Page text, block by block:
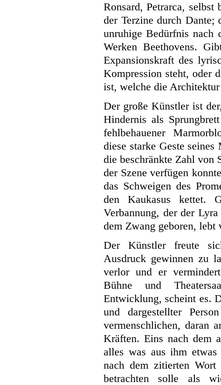
Ronsard, Petrarca,
der Terzine durch Dante;
unruhige Bedürfnis nach
Werken Beethovens.
Expansionskraft des
Kompression steht, oder
ist, welche die
Der große Künstler ist
Hindernis als
fehlbehauener
diese starke Geste
die beschränkte Zahl von
der Szene verfügen
das Schweigen des
den Kaukasus kettet.
Verbannung, der der
dem Zwang geboren,
Der Künstler freute
Ausdruck gewinnen zu
verlor und er
Bühne und
Entwicklung, scheint es.
und dargestellter
vermenschlichen, daran
Kräften. Eins nach dem
alles was aus ihm etwas
nach dem zitierten
betrachten solle als